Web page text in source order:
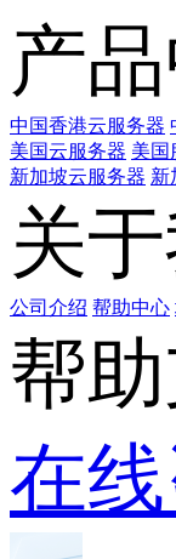
产
中国香港云服务器
美国云服务器 美国
新加坡云服务器 新
关
公司介绍 帮助中心
帮
在